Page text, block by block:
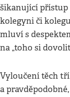
šikanující přístup
kolegyni či
mluví s
na „toho si
Vyloučení těch
a